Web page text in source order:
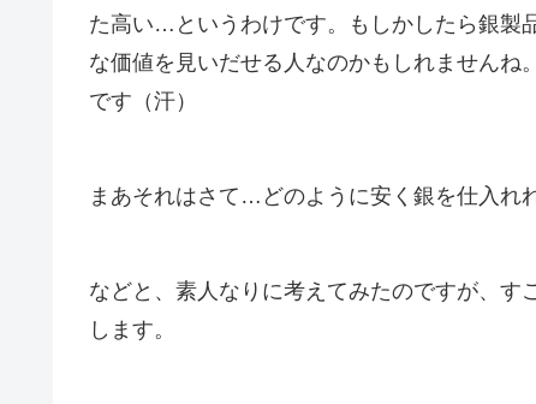
た高い…というわけです。もしかしたら銀製
な価値を見いだせる人なのかもしれません
です（汗）
まあそれはさて…どのように安く銀を仕入れ
などと、素人なりに考えてみたのですが、す
します。